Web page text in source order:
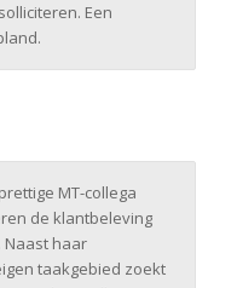
Een
MT-collega
de klantbeleving
Naast haar
taakgebied zoekt